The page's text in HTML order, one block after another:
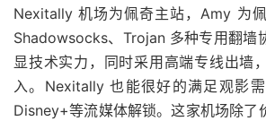
Nexitally 机场为佩奇主站，Amy 为
Shadowsocks、Trojan 多种专用翻墙
显技术实力，同时采用高端专线出墙
入。Nexitally 也能很好的满足观影
Disney+等流媒体解锁。这家机场除了